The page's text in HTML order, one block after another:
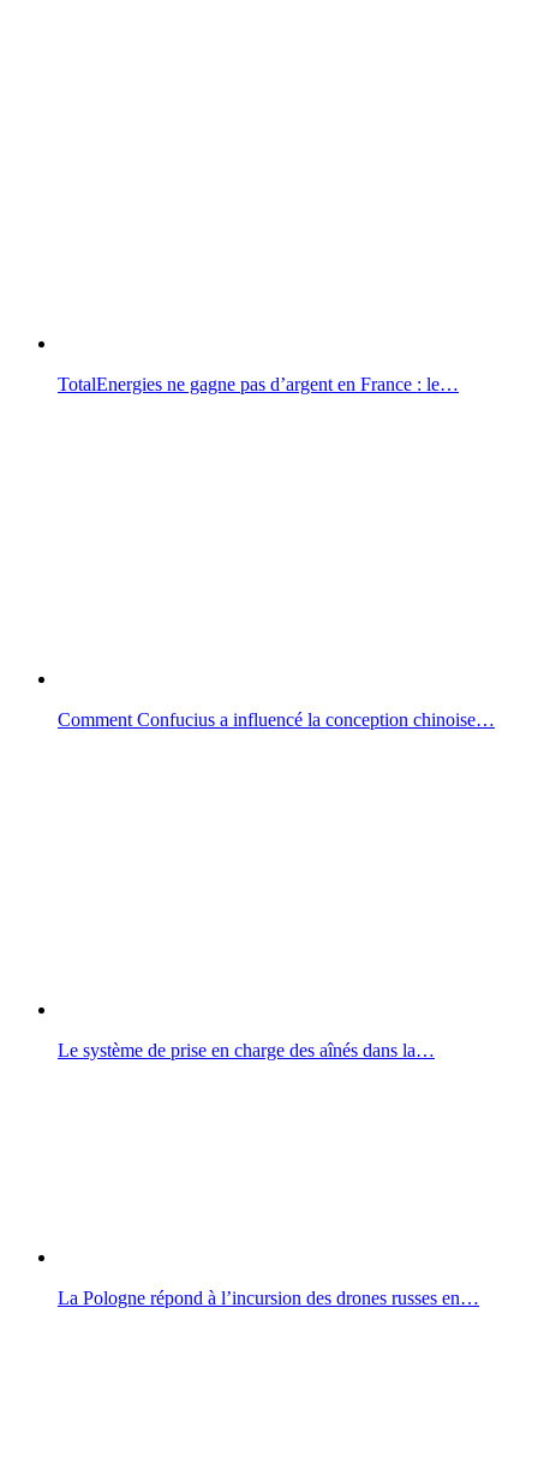
TotalEnergies ne gagne pas d’argent en France : le…
Comment Confucius a influencé la conception chinoise…
Le système de prise en charge des aînés dans la…
La Pologne répond à l’incursion des drones russes en…